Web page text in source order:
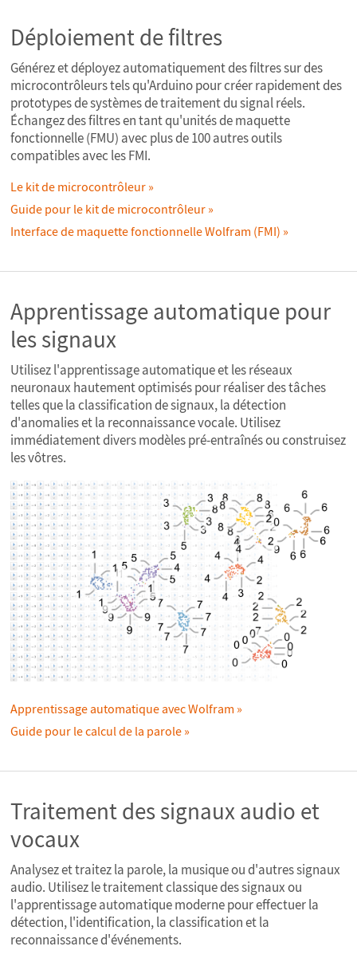
Déploiement de filtres
Générez et déployez automatiquement des filtres sur des
microcontrôleurs tels qu'Arduino pour créer rapidement des
prototypes de systèmes de traitement du signal réels.
Échangez des filtres en tant qu'unités de maquette
fonctionnelle (FMU) avec plus de 100 autres outils
compatibles avec les FMI.
Le kit de microcontrôleur
Guide pour le kit de microcontrôleur
Interface de maquette fonctionnelle Wolfram (FMI)
Apprentissage automatique pour
les signaux
Utilisez l'apprentissage automatique et les réseaux
neuronaux hautement optimisés pour réaliser des tâches
telles que la classification de signaux, la détection
d'anomalies et la reconnaissance vocale. Utilisez
immédiatement divers modèles pré-entraînés ou construisez
les vôtres.
Apprentissage automatique avec Wolfram
Guide pour le calcul de la parole
Traitement des signaux audio et
vocaux
Analysez et traitez la parole, la musique ou d'autres signaux
audio. Utilisez le traitement classique des signaux ou
l'apprentissage automatique moderne pour effectuer la
détection, l'identification, la classification et la
reconnaissance d'événements.